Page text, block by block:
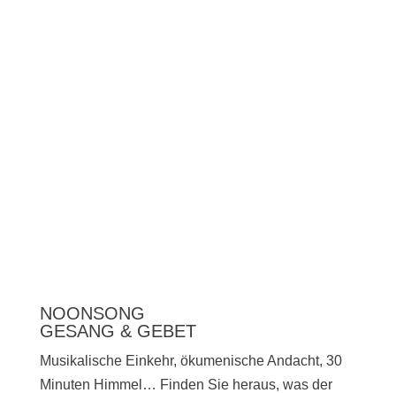
NOONSONG
GESANG & GEBET
Musikalische Einkehr, ökumenische Andacht, 30
Minuten Himmel… Finden Sie heraus, was der